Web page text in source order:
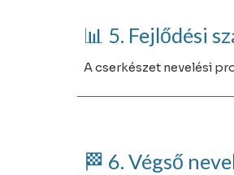
📊 5. Fejlődési
A cserkészet nevelési
🏁 6. Végső